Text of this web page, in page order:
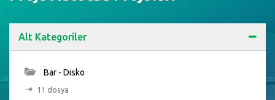
Alt Kategoriler
Bar - Disko
11 dosya